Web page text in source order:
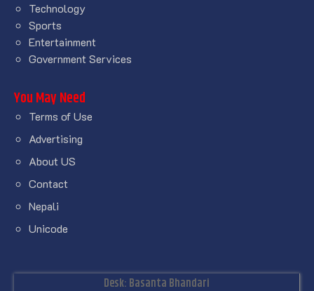
Technology
Sports
Entertainment
Government Services
You May Need
Terms of Use
Advertising
About US
Contact
Nepali
Unicode
Desk: Basanta Bhandari